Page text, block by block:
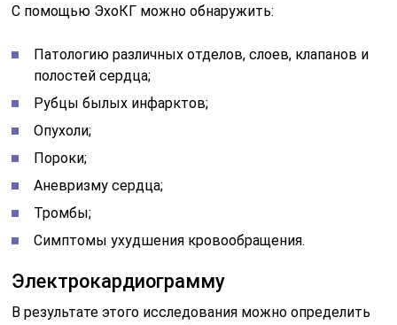
С помощью ЭхоКГ можно обнаружить:
Патологию различных отделов, слоев, клапанов и
полостей сердца;
Рубцы былых инфарктов;
Опухоли;
Пороки;
Аневризму сердца;
Тромбы;
Симптомы ухудшения кровообращения.
Электрокардиограмму
В результате этого исследования можно определить